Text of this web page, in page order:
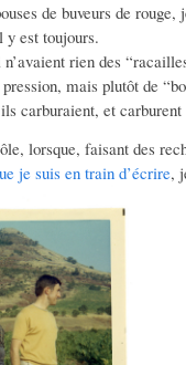
de buveurs de
y est toujours.
rien des
mais plutôt de
carburaient, et
lorsque, faisant des
je suis en train d’écrire,